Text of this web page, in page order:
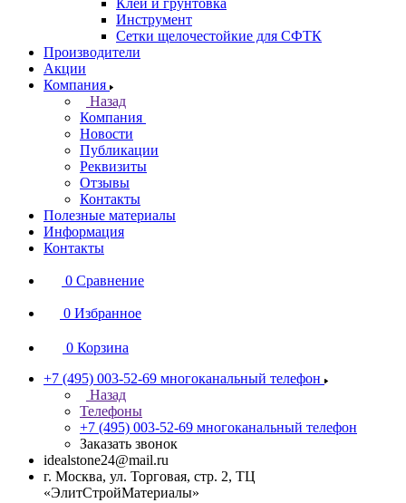
Клей и грунтовка
Инструмент
Сетки щелочестойкие для СФТК
Производители
Акции
Компания
Назад
Компания
Новости
Публикации
Реквизиты
Отзывы
Контакты
Полезные материалы
Информация
Контакты
0 Сравнение
0 Избранное
0 Корзина
+7 (495) 003-52-69 многоканальный телефон
Назад
Телефоны
+7 (495) 003-52-69 многоканальный телефон
Заказать звонок
idealstone24@mail.ru
г. Москва, ул. Торговая, стр. 2, ТЦ
«ЭлитСтройМатериалы»